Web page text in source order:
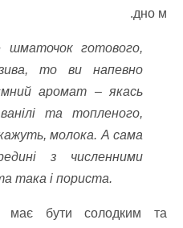
дно м.
шматочок готового,
то ви напевно
аромат – якась
та топленого,
молока. А сама
з численними
така і пориста.
має бути солодким та